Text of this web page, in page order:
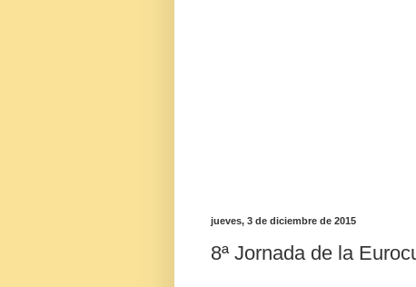
jueves, 3 de diciembre de 2015
8ª Jornada de la